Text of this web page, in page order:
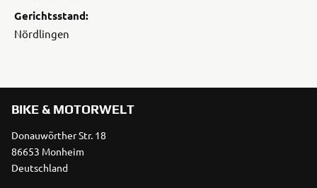
Gerichtsstand:
Nördlingen
BIKE & MOTORWELT
Donauwörther Str. 18
86653 Monheim
Deutschland